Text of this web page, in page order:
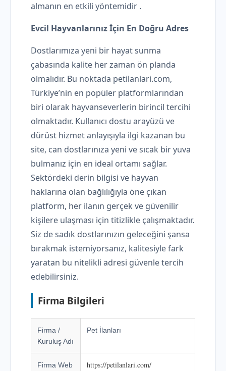
almanın en etkili yöntemidir .
Evcil Hayvanlarınız İçin En Doğru Adres
Dostlarımıza yeni bir hayat sunma
çabasında kalite her zaman ön planda
olmalıdır. Bu noktada petilanlari.com,
Türkiye’nin en popüler platformlarından
biri olarak hayvanseverlerin birincil tercihi
olmaktadır. Kullanıcı dostu arayüzü ve
dürüst hizmet anlayışıyla ilgi kazanan bu
site, can dostlarınıza yeni ve sıcak bir yuva
bulmanız için en ideal ortamı sağlar.
Sektördeki derin bilgisi ve hayvan
haklarına olan bağlılığıyla öne çıkan
platform, her ilanın gerçek ve güvenilir
kişilere ulaşması için titizlikle çalışmaktadır.
Siz de sadık dostlarınızın geleceğini şansa
bırakmak istemiyorsanız, kalitesiyle fark
yaratan bu nitelikli adresi güvenle tercih
edebilirsiniz.
Firma Bilgileri
Firma /
Kuruluş Adı
Pet İlanları
Firma Web
https://petilanlari.com/